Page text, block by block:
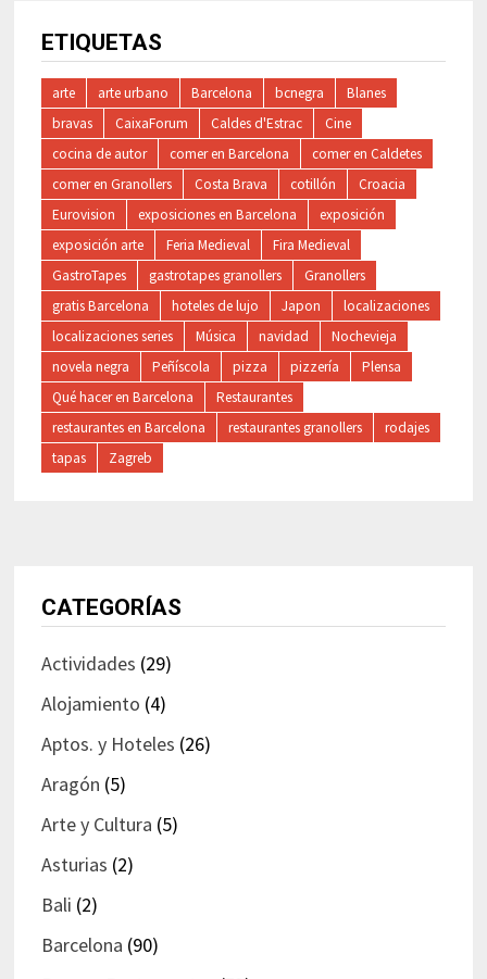
ETIQUETAS
arte arte urbano Barcelona bcnegra
Blanes
bravas
CaixaForum Caldes d'Estrac
Cine
cocina de autor
comer en Barcelona
comer en Caldetes
comer en Granollers
Costa Brava cotillón
Croacia
Eurovision
exposiciones en Barcelona
exposición
exposición arte
Feria Medieval
Fira Medieval
GastroTapes
gastrotapes granollers
Granollers
gratis Barcelona
hoteles de lujo Japon
localizaciones
localizaciones series
Música navidad
Nochevieja
novela negra
Peñíscola pizza pizzería
Plensa
Qué hacer en Barcelona
Restaurantes
restaurantes en Barcelona
restaurantes granollers
rodajes
tapas
Zagreb
CATEGORÍAS
Actividades (29)
Alojamiento (4)
Aptos. y Hoteles (26)
Aragón (5)
Arte y Cultura (5)
Asturias (2)
Bali (2)
Barcelona (90)